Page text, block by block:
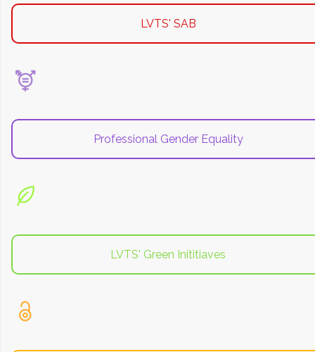
LVTS' SAB
Professional Gender Equality
LVTS' Green Inititiaves